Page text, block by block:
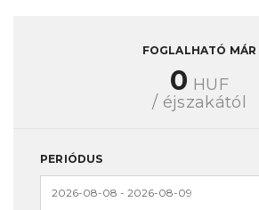
FOGLALHATÓ MÁR
0 HUF
/ éjszakától
PERIÓDUS